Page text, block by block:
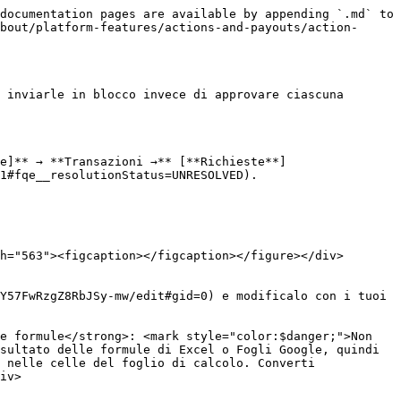
pages are available by appending `.md` to
platform-features/actions-and-payouts/action-
in blocco invece di approvare ciascuna
→ **Transazioni →** [**Richieste**]
delle formule di Excel o Fogli Google, quindi
nelle celle del foglio di calcolo. Converti